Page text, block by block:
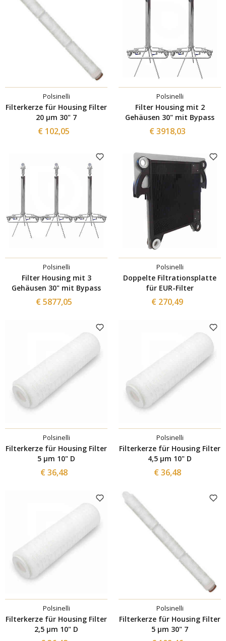
Polsinelli
Filterkerze für Housing Filter
20 µm 30" 7
€ 102,05
Polsinelli
Filter Housing mit 2
Gehäusen 30" mit Bypass
€ 3918,03
Polsinelli
Filter Housing mit 3
Gehäusen 30" mit Bypass
€ 5877,05
Polsinelli
Doppelte Filtrationsplatte
für EUR-Filter
€ 270,49
Polsinelli
Filterkerze für Housing Filter
5 µm 10" D
€ 36,48
Polsinelli
Filterkerze für Housing Filter
4,5 µm 10" D
€ 36,48
Polsinelli
Filterkerze für Housing Filter
2,5 µm 10" D
Polsinelli
Filterkerze für Housing Filter
5 µm 30" 7